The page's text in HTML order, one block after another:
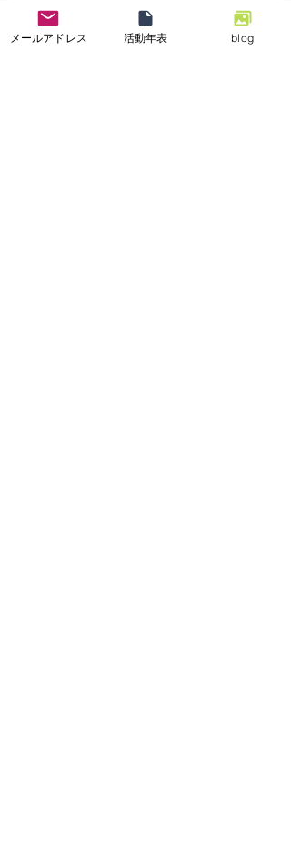
ようぼかすなどの対応をしており
ます。
メールアドレス 活動年表 blog